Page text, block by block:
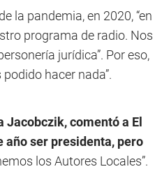
la pandemia, en 2020, “en
programa de radio. Nos
jurídica”. Por eso,
hacer nada”.
Jacobczik, comentó a El
año ser presidenta, pero
los Autores Locales”.